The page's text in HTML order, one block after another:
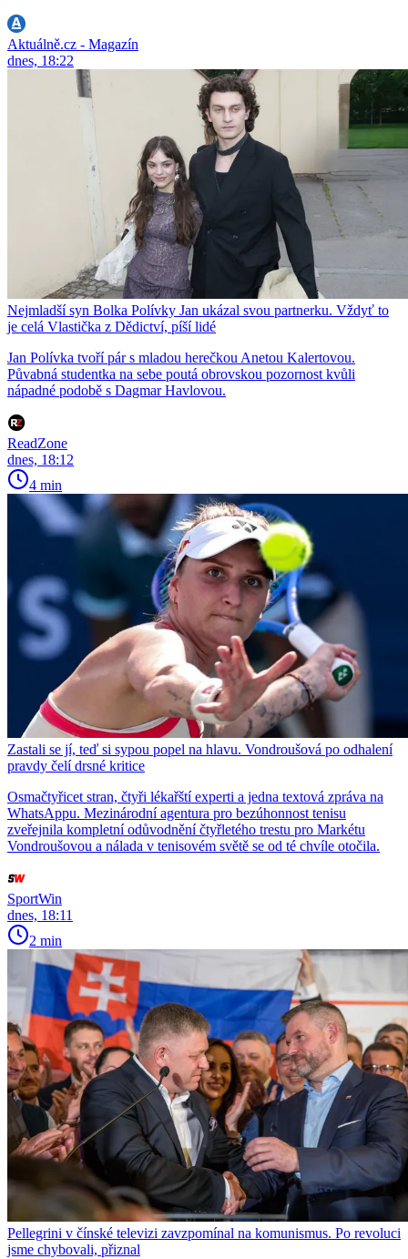
Aktuálně.cz - Magazín
dnes, 18:22
Nejmladší syn Bolka Polívky Jan ukázal svou partnerku. Vždyť to
je celá Vlastička z Dědictví, píší lidé
Jan Polívka tvoří pár s mladou herečkou Anetou Kalertovou.
Půvabná studentka na sebe poutá obrovskou pozornost kvůli
nápadné podobě s Dagmar Havlovou.
ReadZone
dnes, 18:12
4 min
Zastali se jí, teď si sypou popel na hlavu. Vondroušová po odhalení
pravdy čelí drsné kritice
Osmačtyřicet stran, čtyři lékařští experti a jedna textová zpráva na
WhatsAppu. Mezinárodní agentura pro bezúhonnost tenisu
zveřejnila kompletní odůvodnění čtyřletého trestu pro Markétu
Vondroušovou a nálada v tenisovém světě se od té chvíle otočila.
SportWin
dnes, 18:11
2 min
Pellegrini v čínské televizi zavzpomínal na komunismus. Po revoluci
jsme chybovali, přiznal